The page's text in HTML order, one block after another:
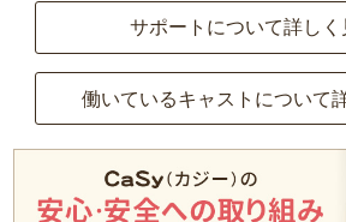
サポートについて詳しく
働いているキャストについて